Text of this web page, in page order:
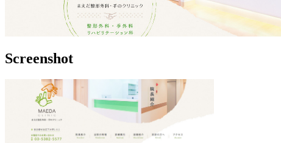
Screenshot